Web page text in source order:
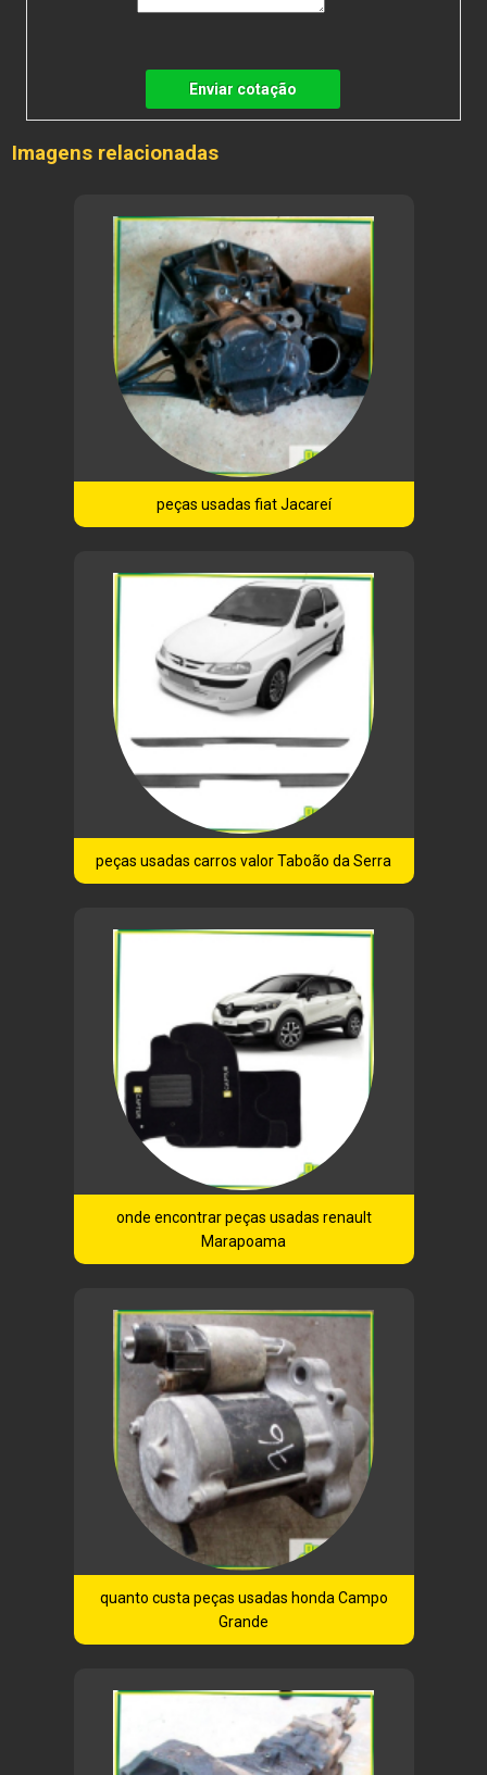
Enviar cotação
Imagens relacionadas
peças usadas fiat Jacareí
peças usadas carros valor Taboão da Serra
onde encontrar peças usadas renault
Marapoama
quanto custa peças usadas honda Campo
Grande